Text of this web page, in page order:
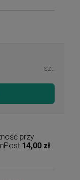
szt.
przy
14,00 zł